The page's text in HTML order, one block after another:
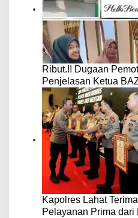
Ribut.!! Dugaan
Penjelasan Ketua
Kapolres Lahat
Pelayanan Prima